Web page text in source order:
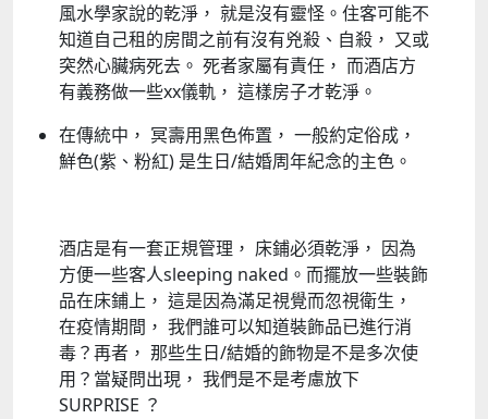
風水學家說的乾淨， 就是沒有靈怪。住客可能不
知道自己租的房間之前有沒有兇殺、自殺， 又或
突然心臟病死去。 死者家屬有責任， 而酒店方
有義務做一些xx儀軌， 這樣房子才乾淨。
在傳統中， 冥壽用黑色佈置， 一般約定俗成，
鮮色(紫、粉紅) 是生日/結婚周年紀念的主色。
酒店是有一套正規管理， 床鋪必須乾淨， 因為
方便一些客人sleeping naked。而擺放一些裝飾
品在床鋪上， 這是因為滿足視覺而忽視衛生，
在疫情期間， 我們誰可以知道裝飾品已進行消
毒？再者， 那些生日/結婚的飾物是不是多次使
用？當疑問出現， 我們是不是考慮放下
SURPRISE ？